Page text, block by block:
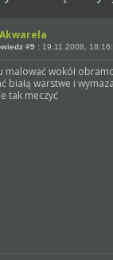
#9 : 19.11.2008,
malować wokół
białą warstwe i
tak meczyć